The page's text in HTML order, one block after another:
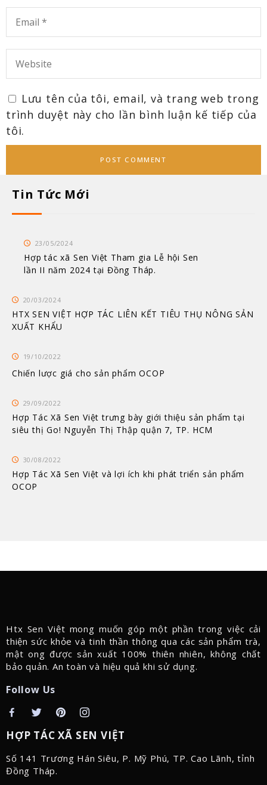
Lưu tên của tôi, email, và trang web trong
trình duyệt này cho lần bình luận kế tiếp của
tôi.
Tin Tức Mới
23/05/2024
Hợp tác xã Sen Việt Tham gia Lễ hội Sen
lần II năm 2024 tại Đồng Tháp.
20/03/2024
HTX SEN VIỆT HỢP TÁC LIÊN KẾT TIÊU THỤ NÔNG SẢN
XUẤT KHẨU
19/10/2022
Chiến lược giá cho sản phẩm OCOP
29/09/2022
Hợp Tác Xã Sen Việt trưng bày giới thiệu sản phẩm tại
siêu thị Go! Nguyễn Thị Thập quận 7, TP. HCM
30/08/2022
Hợp Tác Xã Sen Việt và lợi ích khi phát triển sản phẩm
OCOP
Htx Sen Việt mong muốn góp một phần trong việc cải
thiện sức khỏe và tinh thần thông qua các sản phẩm trà,
mật ong được sản xuất 100% thiên nhiên, không chất
bảo quản. An toàn và hiệu quả khi sử dụng.
Follow Us
HỢP TÁC XÃ SEN VIỆT
Số 141 Trương Hán Siêu, P. Mỹ Phú, TP. Cao Lãnh, tỉnh
Đồng Tháp.